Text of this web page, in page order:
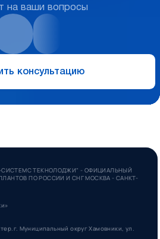
на ваши вопросы
консультацию
ТЕКНОЛОДЖИ" - ОФИЦИАЛЬНЫЙ
ПО РОССИИ И СНГ МОСКВА - САНКТ-
Муниципальный округ Хамовники, ул.